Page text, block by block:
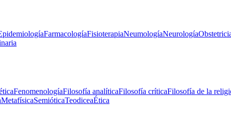
FarmacologíaFisioterapiaNeumologíaNeurología
FenomenologíaFilosofía analíticaFilosofía críticaFilosofía de la
MetafísicaSemióticaTeodiceaÉtica